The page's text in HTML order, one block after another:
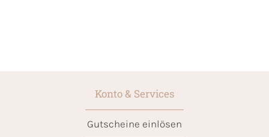
Konto & Services
Gutscheine einlösen